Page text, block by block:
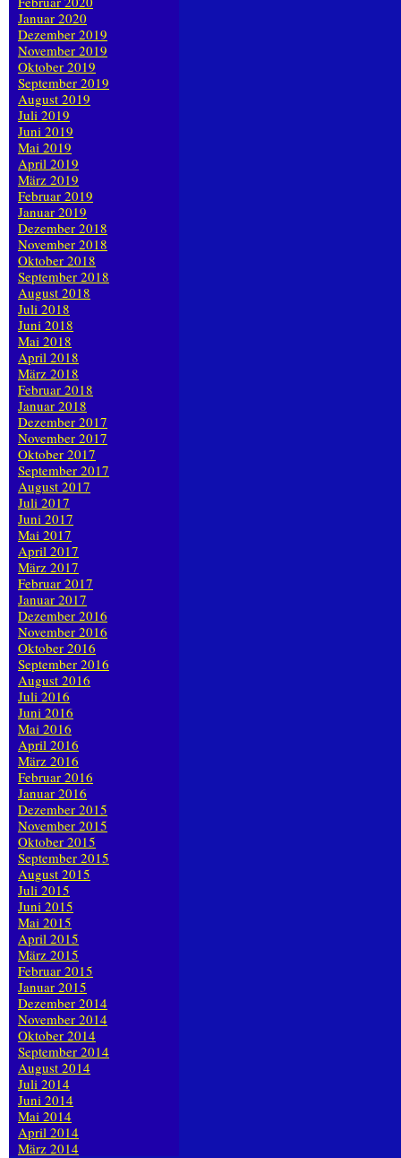
Januar 2020
Dezember 2019
November 2019
Oktober 2019
September 2019
August 2019
Juli 2019
Juni 2019
Mai 2019
April 2019
März 2019
Februar 2019
Januar 2019
Dezember 2018
November 2018
Oktober 2018
September 2018
August 2018
Juli 2018
Juni 2018
Mai 2018
April 2018
März 2018
Februar 2018
Januar 2018
Dezember 2017
November 2017
Oktober 2017
September 2017
August 2017
Juli 2017
Juni 2017
Mai 2017
April 2017
März 2017
Februar 2017
Januar 2017
Dezember 2016
November 2016
Oktober 2016
September 2016
August 2016
Juli 2016
Juni 2016
Mai 2016
April 2016
März 2016
Februar 2016
Januar 2016
Dezember 2015
November 2015
Oktober 2015
September 2015
August 2015
Juli 2015
Juni 2015
Mai 2015
April 2015
März 2015
Februar 2015
Januar 2015
Dezember 2014
November 2014
Oktober 2014
September 2014
August 2014
Juli 2014
Juni 2014
Mai 2014
April 2014
März 2014